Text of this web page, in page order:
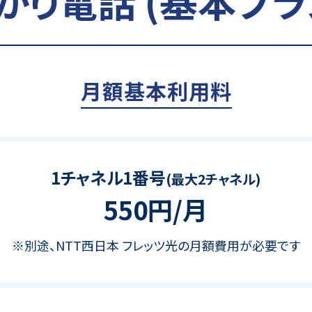
月額基本利用料
1チャネル1番号(最大2チャネル)
550円/月
※別途、NTT西日本 フレッツ光の月額費用が必要です